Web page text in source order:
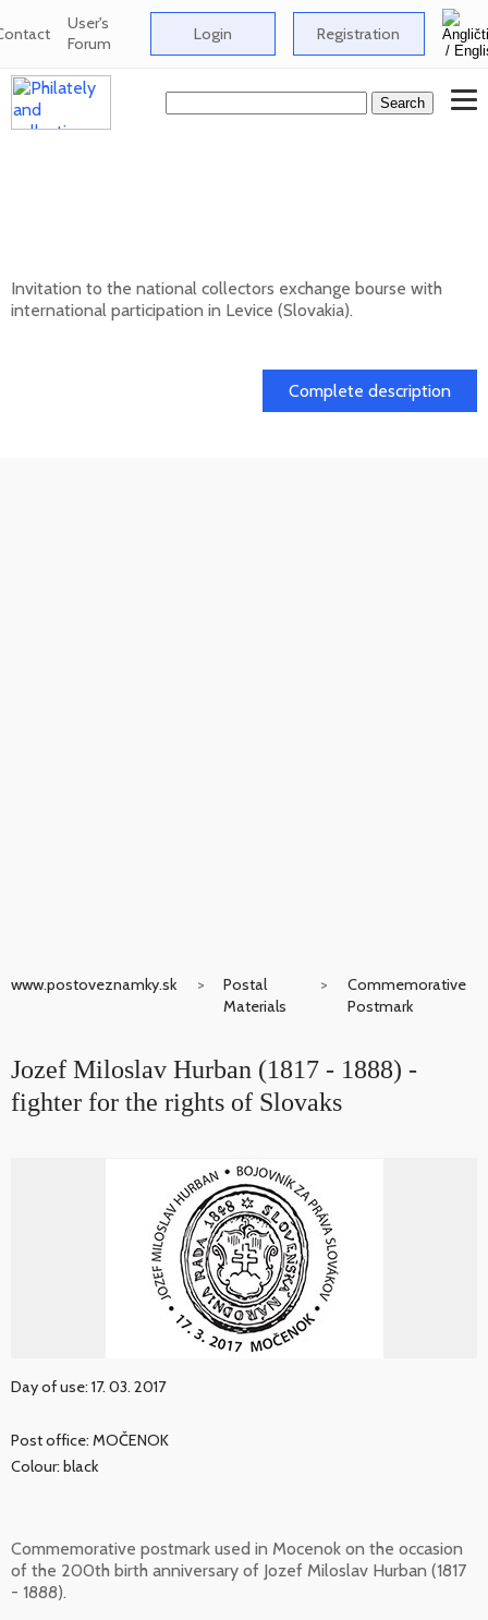
User's
Forum Login Registration
Invitation to the national collectors exchange bourse with
international participation in Levice (Slovakia).
Complete description
www.postoveznamky.sk
Postal
Materials
Commemorative
Postmark
Jozef Miloslav Hurban (1817 - 1888) -
fighter for the rights of Slovaks
Day of use: 17. 03. 2017
Post office: MOČENOK
Colour: black
Commemorative postmark used in Mocenok on the occasion
of the 200th birth anniversary of Jozef Miloslav Hurban (1817
- 1888).